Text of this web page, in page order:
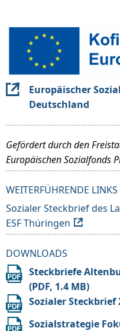
Europäischer
Deutschland
Gefördert durch den
Europäischen Sozialfonds
WEITERFÜHRENDE LINKS
Sozialer Steckbrief des
ESF Thüringen
DOWNLOADS
Steckbriefe
(PDF, 1.4 MB)
Sozialer Steckbrief
Sozialstrategie